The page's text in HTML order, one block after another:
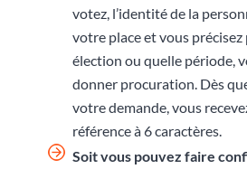
votez, l’identité de la
votre place et vous
élection ou quelle période,
donner procuration. Dès
votre demande, vous
référence à 6 caractères.
Soit vous pouvez faire